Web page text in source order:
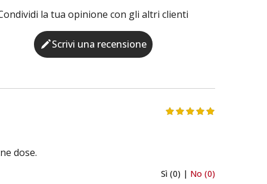
la tua opinione con gli altri clienti
Scrivi una recensione
dose.
Sì (0) | No (0)